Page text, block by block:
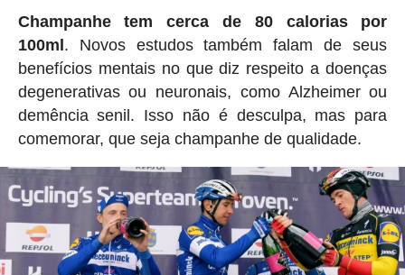
Champanhe tem cerca de 80 calorias por
100ml . Novos estudos também falam de seus
benefícios mentais no que diz respeito a doenças
degenerativas ou neuronais, como Alzheimer ou
demência senil. Isso não é desculpa, mas para
comemorar, que seja champanhe de qualidade.